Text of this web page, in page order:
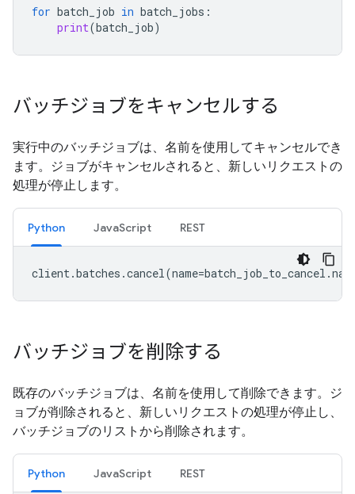
for batch_job in batch_jobs :
print(batch_job)
バッチジョブをキャンセルする
実行中のバッチジョブは、名前を使用してキャンセルでき
ます。ジョブがキャンセルされると、新しいリクエストの
処理が停止します。
Python JavaScript REST
client.batches .cancel(name=batch_job_to_cancel .
バッチジョブを削除する
既存のバッチジョブは、名前を使用して削除できます。ジ
ョブが削除されると、新しいリクエストの処理が停止し、
バッチジョブのリストから削除されます。
Python JavaScript REST